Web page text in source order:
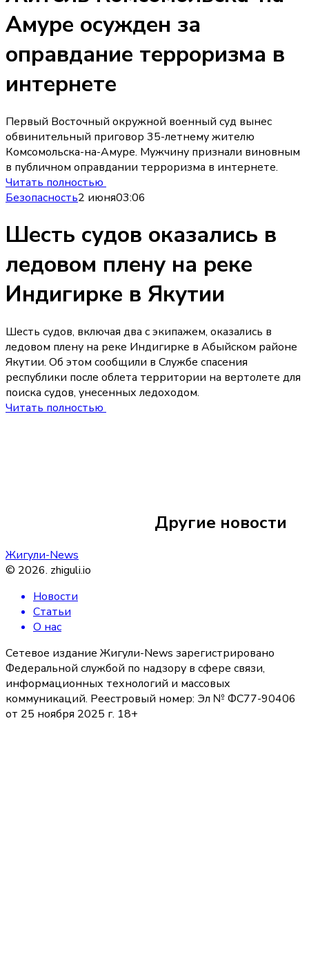
Другие новости
делегацией на
Амуре осужден за
оправдание терроризма в
интернете
Первый Восточный окружной военный суд вынес
обвинительный приговор 35-летнему жителю
Комсомольска-на-Амуре. Мужчину признали виновным
в публичном оправдании терроризма в интернете.
Читать полностью
Безопасность2 июня03:06
Шесть судов оказались в
ледовом плену на реке
Индигирке в Якутии
Шесть судов, включая два с экипажем, оказались в
ледовом плену на реке Индигирке в Абыйском районе
Якутии. Об этом сообщили в Службе спасения
республики после облета территории на вертолете для
поиска судов, унесенных ледоходом.
Читать полностью
Жигули-News
© 2026. zhiguli.io
Новости
Статьи
О нас
Сетевое издание Жигули-News зарегистрировано
Федеральной службой по надзору в сфере связи,
информационных технологий и массовых
коммуникаций. Реестровый номер: Эл № ФС77-90406
от 25 ноября 2025 г. 18+